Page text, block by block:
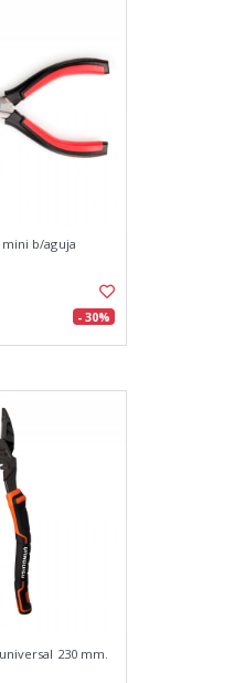
b/aguja
- 30%
230 mm.